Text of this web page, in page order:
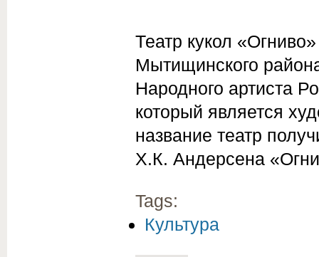
Театр кукол
Мытищинского
Народного артиста
который является
название театр
Х.К. Андерсена
Tags:
Культура